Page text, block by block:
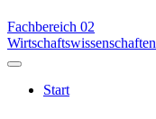
Fachbereich 02
Wirtschaftswissenschaften
Start